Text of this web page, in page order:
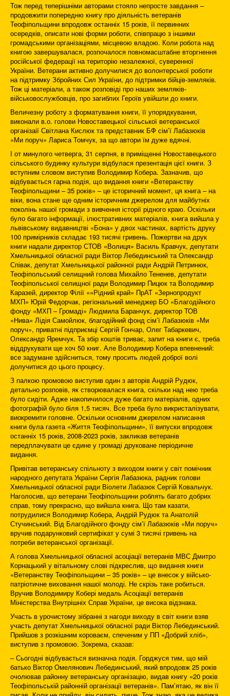
Тож перед теперішніми авторами стояло непросте завдання –
продовжити попередню книгу про діяльність ветеранів
Теофіпольщини впродовж останніх 15 років, її первинних
осередків, описати нові форми роботи, співпрацю з іншими
громадськими організаціями, місцевою владою. Коли робота над
книгою завершувалася, розпочалося повномасштабне вторгнення
російської федерації на територію незалежної, суверенної
України. Ветерани активно долучилися до волонтерської роботи
на підтримку Збройних Сил України, до підтримки бійців-земляків.
Тож ці матеріали, а також розповіді про наших земляків-
військовослужбовців, про загиблих Героїв увійшли до книги.
Величезну роботу з форматування книги, її упорядкування,
виконали в.о. голови Новоставецької сільської ветеранської
організаії Світлана Кислюк та представник БФ сім’ї Лабазюків
«Ми поруч» Лариса Томчук, за що автори їм дуже вдячні.
І от минулого четверга, 31 серпня, в приміщенні Новоставецького
сільського будинку культури відбулася презентація цієї книги. З
вступним словом виступив Володимир Кобера. Зазначив, що
відбувається гарна подія, що видання книги «Ветеранству
Теофіпольщини – 35 років» – це історичний момент, ця книга – на
віки, вона стане ще одним історичним джерелом для майбутніх
поколінь нашої громади з вивчення історії рідного краю. Оскільки
було багато інформації, ілюстративних матеріалів, книга вийшла у
львівському видавництві «Бона» у двох частинах, вартість друку
100 примірників складає 193 тисячі гривень. Пожертви на друк
книги надали директор СТОВ «Волиця» Василь Кравчук, депутати
Хмельницької обласної ради Віктор Лебединський та Олександр
Співак, депутат Хмельницької районної ради Андрій Петринюк,
Теофіпольський селищний голова Михайло Тененев, депутати
Теофіпольської селищної ради Володимир Пицюк та Володимир
Каразей, директор Філії «»Рідний край» ПрАТ «Зернопродукт
МХП» Юрій Федорчак, регіональний менеджер БО «Благодійного
фонду «МХП – Громаді» Людмила Баранчук, директор ТОВ
«Нива» Лідія Самойлюк, благодійний фонд сім’ї Лабазюків «Ми
поруч», приватні підприємці Сергій Гончар, Олег Табаркевич,
Олександр Яремчук. Та збір коштів триває, запит на книги є, треба
віддрукувати ще хоч 50 книг. Але Володимир Кобера впевнений:
все задумане здійсниться, тому просить людей доброї волі
долучитися до цього процесу.
З палкою промовою виступив один з авторів Андрій Рудюк,
детально розповів, як створювалася книга, скільки над нею треба
було сидіти. Адже накопичилося дуже багато матеріалів, одних
фотографій було біля 1,5 тисяч. Все треба було викристалізувати,
виокремити головне. Оскільки основним джерелом написання
книги була газета «Життя Теофіпольщини», її випуски впродовж
останніх 15 років, 2008-2023 років, закликав ветеранів
передплачувати це єдине у громаді друковане періодичне
видання.
Привітав ветеранську спільноту з виходом книги у світ помічник
народного депутата України Сергія Лабазюка, радник голови
Хмельницької обласної ради Віолети Лабазюк Сергій Ковальчук.
Наголосив, що ветерани Теофіпольщини роблять багато добрих
справ, тому прекрасно, що вийшла книга. Що там казати,
потрудилися Володимир Кобера, Андрій Рудюк та Анатолій
Стучинський. Від Благодійного фонду сім’ї Лабазюків «Ми поруч»
вручив подарунковий сертифікат у сумі 3 тисячі гривень на
потреби ветеранської організації.
А голова Хмельницької обласної асоціації ветеранів МВС Дмитро
Корнацький у вітальному слові підкреслив, що видання книги
«Ветеранству Теофіпольщини – 35 років» – це внесок у військо-
патріотичне виховання нашої молоді. Не скрізь таке робиться.
Вручив Володимиру Кобері медаль Асоціації ветеранів
Міністерства Внутрішніх Справ України, це висока відзнака.
Участь в урочистому зібранні з нагоди виходу в світ книги взяв
участь депутат Хмельницької обласної ради Віктор Лебединський.
Прийшов з розкішним короваєм, спеченим у ПП «Добрий хліб»,
виступив з промовою. Зокрема, сказав:
– Сьогодні відбувається визначна подія. Горджуся тим, що мій
батько Віктор Омелянович Лебединський, який впродовж 25 років
очолював районну ветеранську організацію, видав книгу «20 років
Теофіпольській районній організації ветеранів». Пам’ятаю, як він її